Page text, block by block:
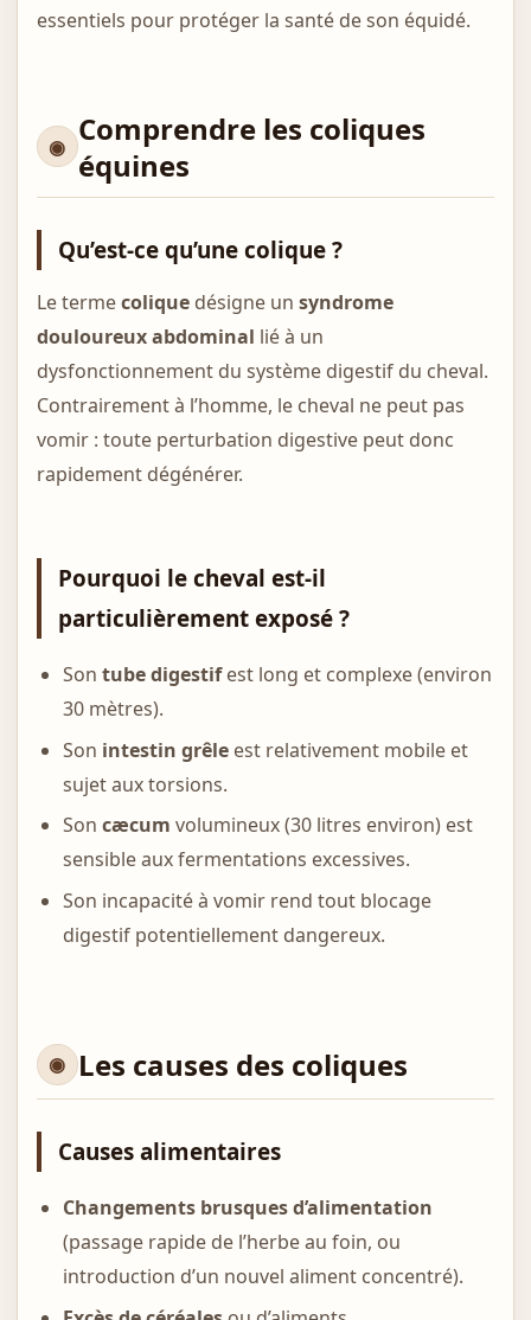
essentiels pour protéger la santé de son équidé.
Comprendre les coliques
équines
Qu’est-ce qu’une colique ?
Le termecoliquedésigne un syndrome
douloureux abdominal lié à un
dysfonctionnement du système digestif du cheval.
Contrairement à l’homme, le cheval ne peut pas
vomir : toute perturbation digestive peut donc
rapidement dégénérer.
Pourquoi le cheval est-il
particulièrement exposé ?
Son tube digestifest long et complexe (environ
30 mètres).
Son intestin grêleest relativement mobile et
sujet aux torsions.
Son cæcum volumineux (30 litres environ) est
sensible aux fermentations excessives.
Son incapacité à vomir rend tout blocage
digestif potentiellement dangereux.
Les causes des coliques
Causes alimentaires
Changements brusques d’alimentation
(passage rapide de l’herbe au foin, ou
introduction d’un nouvel aliment concentré).